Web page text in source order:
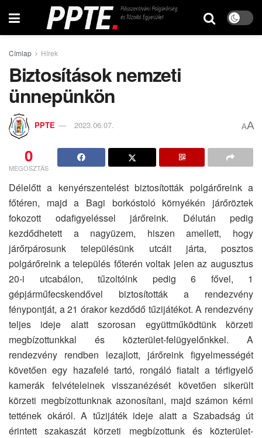
Címlap Hírek
Biztosítások nemzeti
ünnepünkön
PPTE 2023.06.07. AA
0
MEGOSZTÁS
Délelőtt a kenyérszentelést biztosították polgárőreink a
főtéren, majd a Bagi borkóstoló környékén járőröztek
fokozott odafigyeléssel járőreink. Délután pedig
kezdődhetett a nagyüzem, hiszen amellett, hogy
járőrpárosunk településünk utcáit járta, posztos
polgárőreink a település főterén voltak jelen az augusztus
20-i utcabálon, tűzoltóink pedig 6 fővel, 1
gépjárműfecskendővel biztosították a rendezvény
fénypontját, a 21 órakor kezdődő tűzijátékot. A rendezvény
teljes ideje alatt szorosan együttműködtünk körzeti
megbízottunkkal és közterület-felügyelőnkkel. A
rendezvény rendben lezajlott, járőreink figyelmességét
követően egy hazafelé tartó, rongáló fiatalt a térfigyelő
kamerák felvételeinek visszanézését követően sikerült
körzeti megbízottunknak azonosítani, majd számon kérni
tettének okáról. A tűzijáték ideje alatt a Szabadság út
érintett szakaszát körzeti megbízottunk és közterület-